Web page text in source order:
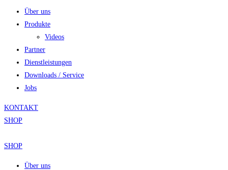
Über uns
Produkte
Videos
Partner
Dienstleistungen
Downloads / Service
Jobs
KONTAKT
SHOP
SHOP
Über uns